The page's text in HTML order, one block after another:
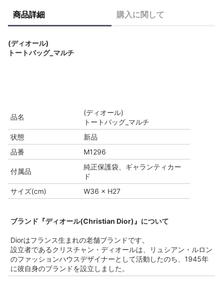
商品詳細 購入に関して
(ディオール)
トートバッグ_マルチ
品名
(ディオール)
トートバッグ_マルチ
状態
新品
品番
M1296
付属品
純正保護袋、ギャランティカー
ド
サイズ(cm)
W36 × H27
ブランド『ディオール(Christian Dior)』について
Diorはフランス生まれの老舗ブランドです。
設立者であるクリスチャン・ディオールは、リュシアン・ルロン
のファッションハウスデザイナーとして活動したのち、1945年
に彼自身のブランドを設立しました。